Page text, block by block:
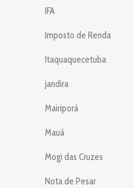
IFA
Imposto de Renda
Itaquaquecetuba
jandira
Mairiporá
Mauá
Mogi das Cruzes
Nota de Pesar